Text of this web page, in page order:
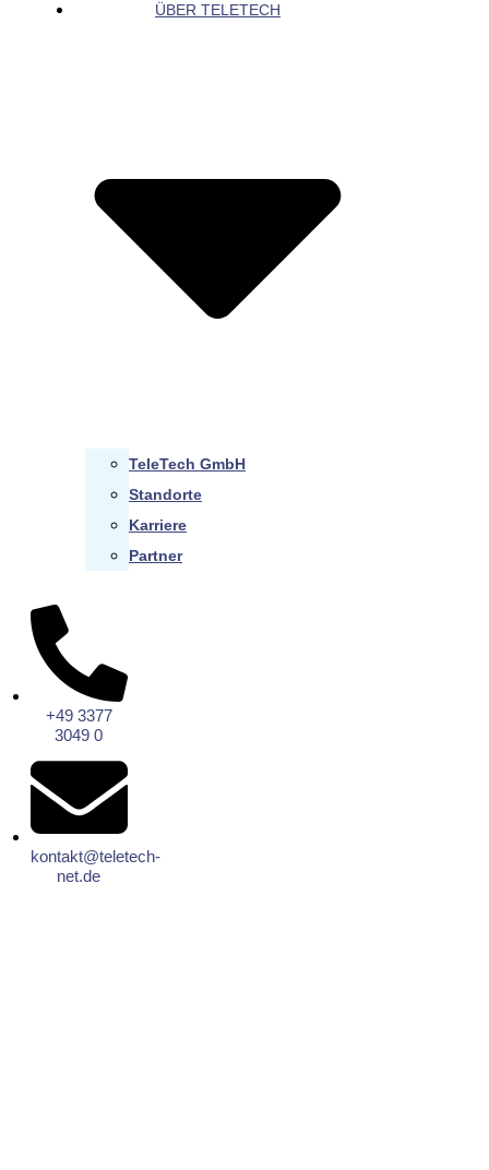
ÜBER TELETECH
TeleTech GmbH
Standorte
Karriere
Partner
+49 3377
3049 0
kontakt@teletech-
net.de